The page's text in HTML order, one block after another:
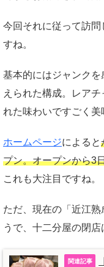
今回それに従って訪
すね。
基本的にはジャンク
えられた構成。レア
れた味わいですごく美
ホームページによると
プン。オープンから3
これも大注目ですね。
ただ、現在の「近江
うで、十二分屋の閉店